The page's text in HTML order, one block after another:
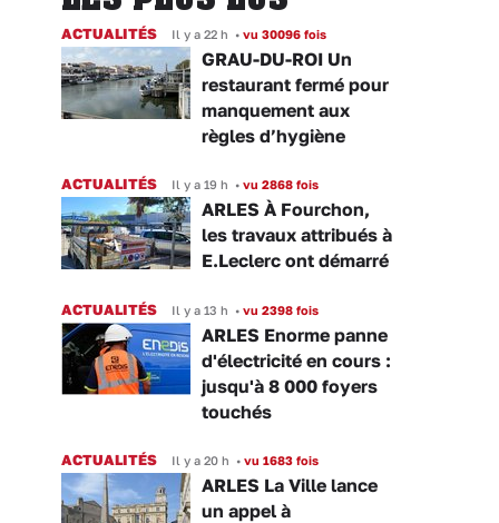
ACTUALITÉS Il y a 22 h • vu 30096 fois
GRAU-DU-ROI Un
restaurant fermé pour
manquement aux
règles d’hygiène
ACTUALITÉS Il y a 19 h • vu 2868 fois
ARLES À Fourchon,
les travaux attribués à
E.Leclerc ont démarré
ACTUALITÉS Il y a 13 h • vu 2398 fois
ARLES Enorme panne
d'électricité en cours :
jusqu'à 8 000 foyers
touchés
ACTUALITÉS Il y a 20 h • vu 1683 fois
ARLES La Ville lance
un appel à